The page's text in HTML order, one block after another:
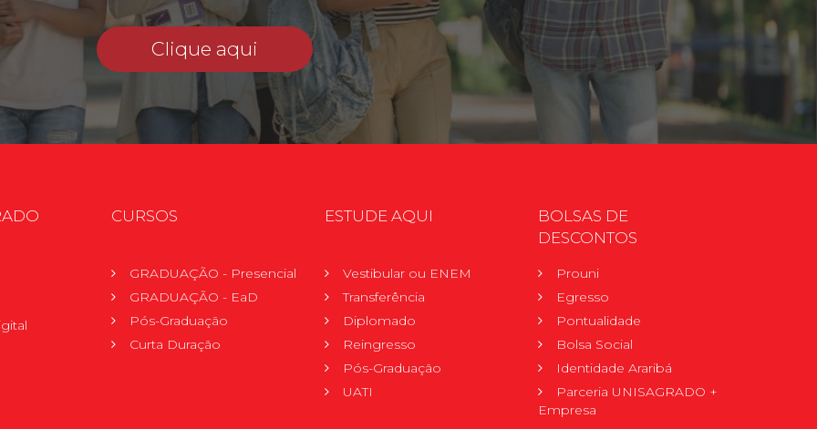
Clique aqui
CURSOS
GRADUAÇÃO - Presencial
GRADUAÇÃO - EaD
Pós-Graduação
Curta Duração
ESTUDE AQUI
Vestibular ou ENEM
Transferência
Diplomado
Reingresso
Pós-Graduação
UATI
BOLSAS DE
DESCONTOS
Prouni
Egresso
Pontualidade
Bolsa Social
Identidade Araribá
Parceria UNISAGRADO +
Empresa